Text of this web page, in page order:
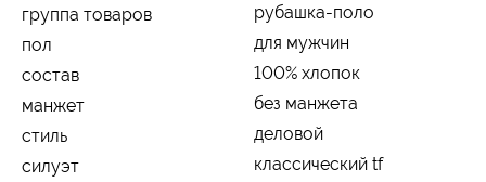
группа товаров
рубашка-поло
пол
для мужчин
состав
100% хлопок
манжет
без манжета
стиль
деловой
силуэт
классический tf